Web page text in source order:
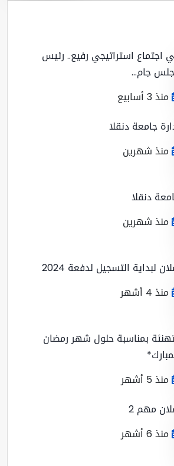
استراتيجي رفيع.. رئيس
دنقلا
التسجيل لدفعة 2024
حلول شهر رمضان
2